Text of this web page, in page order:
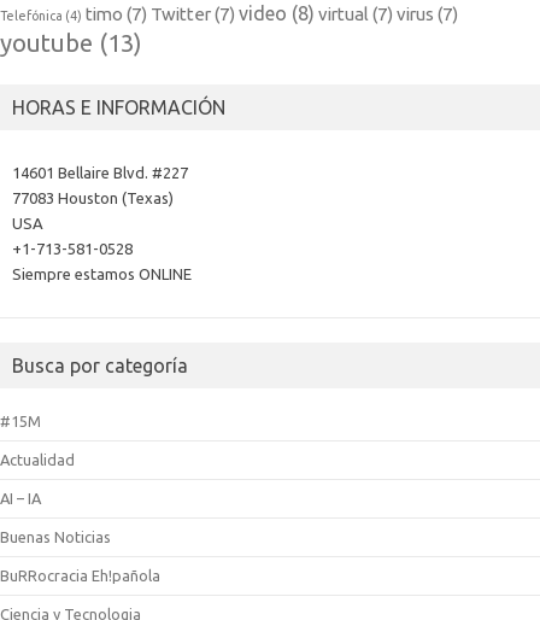
Telefónica (4) timo (7) Twitter(7) video (8) virtual (7) virus (7)
youtube (13)
HORAS E INFORMACIÓN
14601 Bellaire Blvd. #227
77083 Houston (Texas)
USA
+1-713-581-0528
Siempre estamos ONLINE
Busca por categoría
#15M
Actualidad
AI – IA
Buenas Noticias
BuRRocracia Eh!pañola
Ciencia y Tecnologia